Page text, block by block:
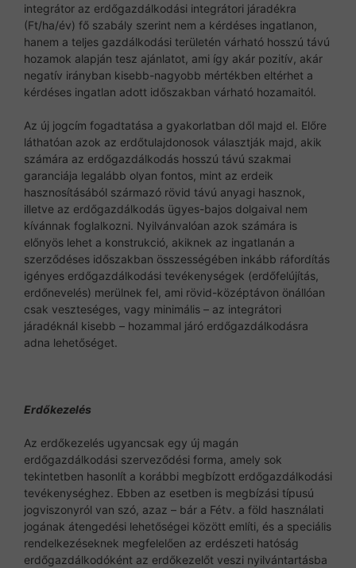
integrátor az erdőgazdálkodási integrátori járadékra
(Ft/ha/év) fő szabály szerint nem a kérdéses ingatlanon,
hanem a teljes gazdálkodási területén várható hosszú távú
hozamok alapján tesz ajánlatot, ami így akár pozitív, akár
negatív irányban kisebb-nagyobb mértékben eltérhet a
kérdéses ingatlan adott időszakban várható hozamaitól.
Az új jogcím fogadtatása a gyakorlatban dől majd el. Előre
láthatóan azok az erdőtulajdonosok választják majd, akik
számára az erdőgazdálkodás hosszú távú szakmai
garanciája legalább olyan fontos, mint az erdeik
hasznosításából származó rövid távú anyagi hasznok,
illetve az erdőgazdálkodás ügyes-bajos dolgaival nem
kívánnak foglalkozni. Nyilvánvalóan azok számára is
előnyös lehet a konstrukció, akiknek az ingatlanán a
szerződéses időszakban összességében inkább ráfordítás
igényes erdőgazdálkodási tevékenységek (erdőfelújítás,
erdőnevelés) merülnek fel, ami rövid-középtávon önállóan
csak veszteséges, vagy minimális – az integrátori
járadéknál kisebb – hozammal járó erdőgazdálkodásra
adna lehetőséget.
Erdőkezelés
Az erdőkezelés ugyancsak egy új magán
erdőgazdálkodási szerveződési forma, amely sok
tekintetben hasonlít a korábbi megbízott erdőgazdálkodási
tevékenységhez. Ebben az esetben is megbízási típusú
jogviszonyról van szó, azaz – bár a Fétv. a föld használati
jogának átengedési lehetőségei között említi, és a speciális
rendelkezéseknek megfelelően az erdészeti hatóság
erdőgazdálkodóként az erdőkezelőt veszi nyilvántartásba